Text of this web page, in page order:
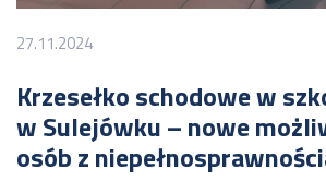
27.11.2024
Krzesełko schodowe w
w Sulejówku – nowe
osób z